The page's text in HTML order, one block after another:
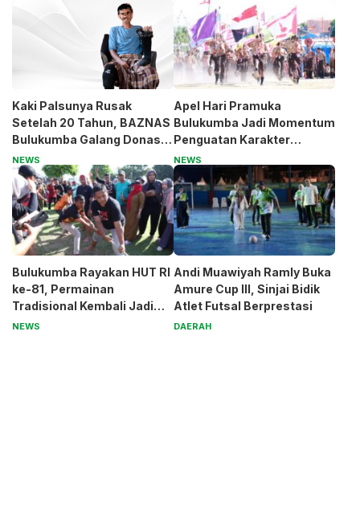
Kaki Palsunya Rusak
Setelah 20 Tahun, BAZNAS
Bulukumba Galang Donasi
untuk Pak Pardi
NEWS
Apel Hari Pramuka
Bulukumba Jadi Momentum
Penguatan Karakter
Generasi Muda
NEWS
Bulukumba Rayakan HUT RI
ke-81, Permainan
Tradisional Kembali Jadi
Magnet
NEWS
Andi Muawiyah Ramly Buka
Amure Cup III, Sinjai Bidik
Atlet Futsal Berprestasi
DAERAH